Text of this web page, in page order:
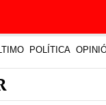
POLÍTICA